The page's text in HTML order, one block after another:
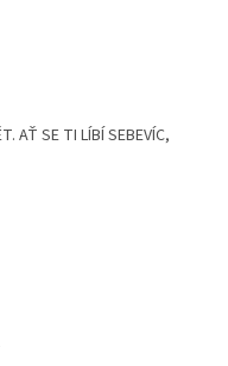
AŤ SE TI LÍBÍ SEBEVÍC,